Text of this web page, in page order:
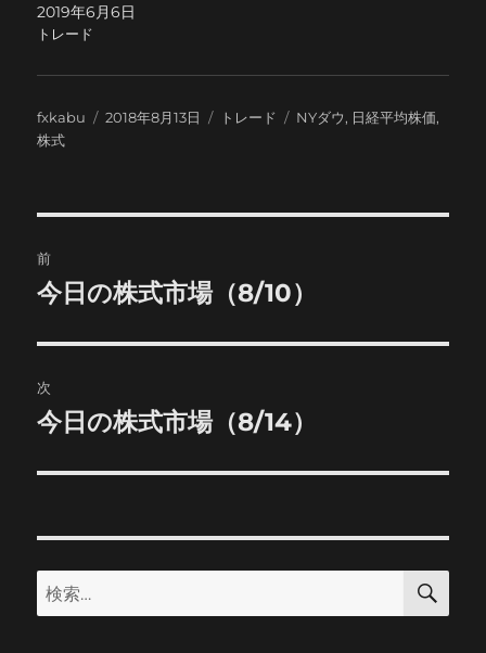
2019年6月6日
トレード
投
稿
fxkabu
投
2018年8月13日
カ
トレード
タ
NYダウ, 日経平均株価,
株式
稿
ビ
ゲ
ー
ン
前
前
投
稿:
今日の株式市場（8/10）
次
次
投
今日の株式市場（8/14）
検
索:
検